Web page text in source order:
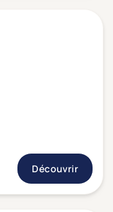
Découvrir